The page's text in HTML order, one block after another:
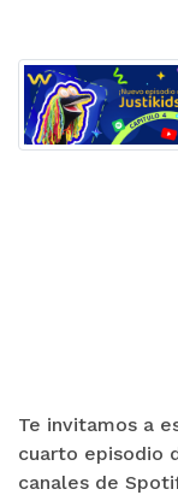
Te invitamos a
cuarto episodio
canales de